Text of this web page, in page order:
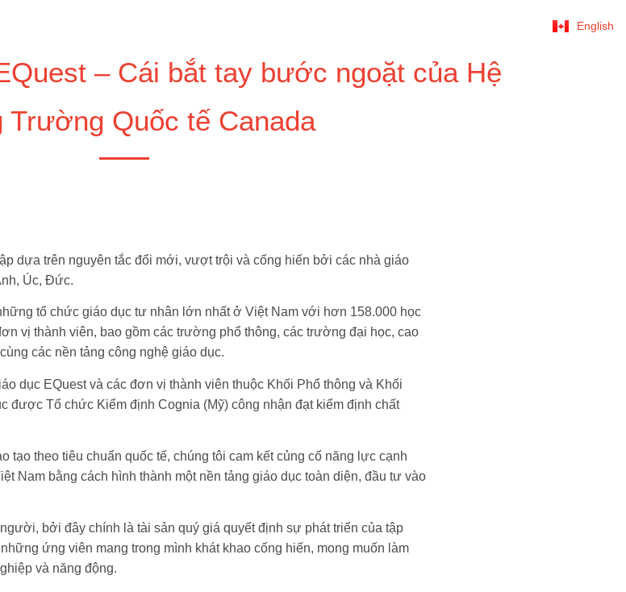
– Cái bắt tay bước ngoặt của Hệ
Trường Quốc tế Canada
English
dựa trên nguyên tắc đổi mới, vượt trội và cống hiến bởi các nhà giáo
Úc, Đức.
tổ chức giáo dục tư nhân lớn nhất ở Việt Nam với hơn 158.000 học
vị thành viên, bao gồm các trường phổ thông, các trường đại học, cao
các nền tảng công nghệ giáo dục.
dục EQuest và các đơn vị thành viên thuộc Khối Phổ thông và Khối
được Tổ chức Kiểm định Cognia (Mỹ) công nhận đạt kiểm định chất
tạo theo tiêu chuẩn quốc tế, chúng tôi cam kết củng cố năng lực cạnh
Nam bằng cách hình thành một nền tảng giáo dục toàn diện, đầu tư vào
bởi đây chính là tài sản quý giá quyết định sự phát triển của tập
ứng viên mang trong mình khát khao cống hiến, mong muốn làm
và năng động.